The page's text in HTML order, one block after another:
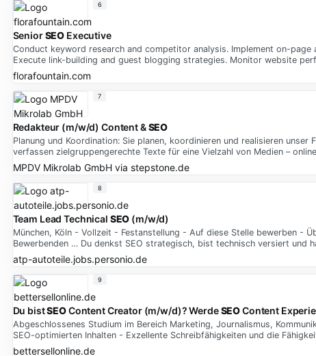
SeniorSEO Executive
Conduct keyword research and competitor analysis. Implement on-
Execute link-building and guest blogging strategies. Monitor website
florafountain.com
6
Redakteur (m/w/d) Content &SEO
Planung und Koordination: Sie planen, koordinieren und realisieren
verfassen zielgruppengerechte Texte für eine Vielzahl von Medien –
MPDV Mikrolab GmbHvia stepstone.de
7
Team Lead Technical SEO (m/w/d)
München, Köln - Vollzeit - Festanstellung - Auf diese Stelle bewerben -
Bewerbenden … Du denkst SEO strategisch, bist technisch versiert und
atp-autoteile.jobs.personio.de
8
Du bistSEOContent Creator (m/w/d)? WerdeSEOContent
Abgeschlossenes Studium im Bereich Marketing, Journalismus,
SEO-optimierten Inhalten - Exzellente Schreibfähigkeiten und die
bettersellonline.de
9